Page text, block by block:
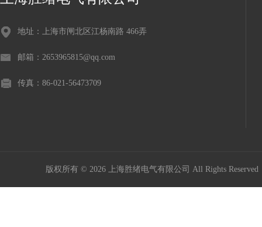
地址：上海市闸北区江杨南路 466弄
邮箱：2653965815@qq.com
传真：86-021-56473709
版权所有 © 2026 上海胜绪电气有限公司 All Rights